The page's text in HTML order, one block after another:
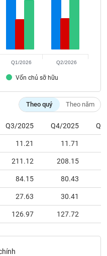
Vốn chủ sỡ hữu
Q1/2026 Q2/2026
Theo quý Theo năm
Q3/2025 Q4/2025
11.21 11.71
211.12 208.15
84.15 80.43
27.63 30.41
126.97 127.72